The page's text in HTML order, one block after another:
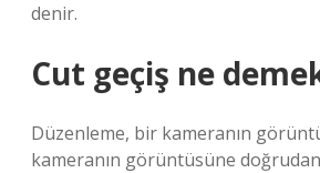
denir.
Cut geçiş ne
Düzenleme, bir kameranın
kameranın görüntüsüne